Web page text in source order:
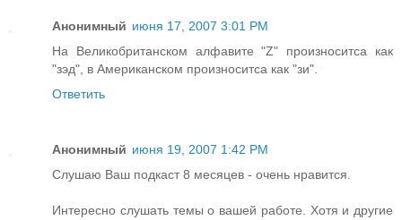
Анонимный июня 17, 2007 3:01 PM
На Великобританском алфавите "Z" произноситса как
"зэд", в Американском произноситса как "зи".
Ответить
Анонимный июня 19, 2007 1:42 PM
Слушаю Ваш подкаст 8 месяцев - очень нравится.
Интересно слушать темы о вашей работе. Хотя и другие